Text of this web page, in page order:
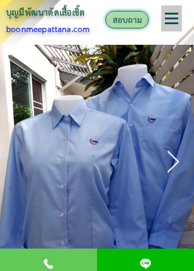
บุญมีพัฒนาตัดเสื้อเชิ้ต
boonmeepattana.com
สอบถาม